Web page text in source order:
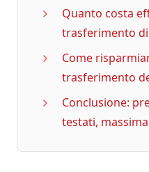
Quanto costa
trasferimento di
Come
trasferimento
Conclusione:
testati,